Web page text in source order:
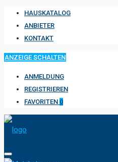
HAUSKATALOG
ANBIETER
KONTAKT
ANZEIGE SCHALTEN
ANMELDUNG
REGISTRIEREN
FAVORITEN 0